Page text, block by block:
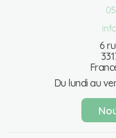
6
Du lundi au